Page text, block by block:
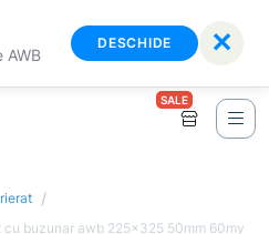
AWB
DESCHIDE ✕
SALE
/
buzunar awb 225x325 50mm 60my